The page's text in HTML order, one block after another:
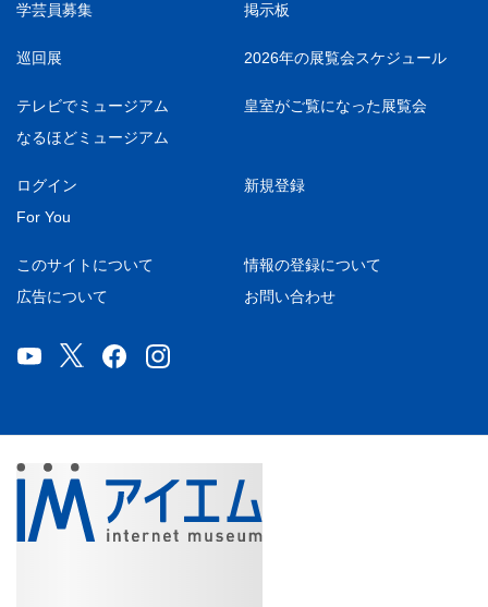
学芸員募集
掲示板
巡回展 2026年の展覧会スケジュール
テレビでミュージアム
皇室がご覧になった展覧会
なるほどミュージアム
ログイン
新規登録
For You
このサイトについて
情報の登録について
広告について
お問い合わせ